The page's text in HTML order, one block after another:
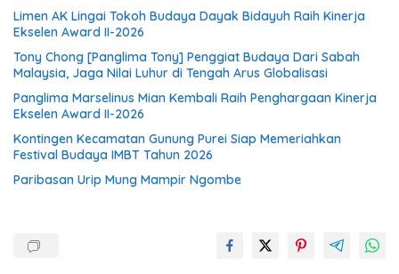
Limen AK Lingai Tokoh Budaya Dayak Bidayuh Raih Kinerja
Ekselen Award II-2026
Tony Chong [Panglima Tony] Penggiat Budaya Dari Sabah
Malaysia, Jaga Nilai Luhur di Tengah Arus Globalisasi
Panglima Marselinus Mian Kembali Raih Penghargaan Kinerja
Ekselen Award II-2026
Kontingen Kecamatan Gunung Purei Siap Memeriahkan
Festival Budaya IMBT Tahun 2026
Paribasan Urip Mung Mampir Ngombe